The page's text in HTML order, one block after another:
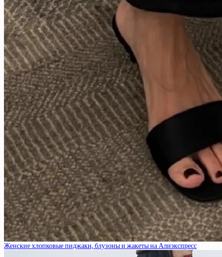
Женские хлопковые пиджаки, блузоны и жакеты на Алиэкспресс